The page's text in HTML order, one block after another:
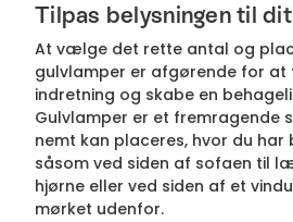
Tilpas belysningen til
At vælge det rette antal og
gulvlamper er afgørende for at
indretning og skabe en
Gulvlamper er et fremragende
nemt kan placeres, hvor du har
såsom ved siden af sofaen til
hjørne eller ved siden af et
mørket udenfor.